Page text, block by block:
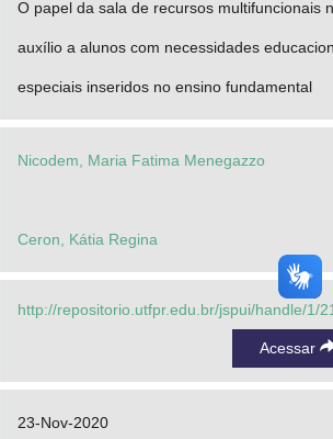
O papel da sala de recursos multifuncionais
auxílio a alunos com necessidades
especiais inseridos no ensino fundamental
Nicodem, Maria Fatima Menegazzo
Ceron, Kátia Regina
http://repositorio.utfpr.edu.br/jspui/handle/1/
Acessar
23-Nov-2020